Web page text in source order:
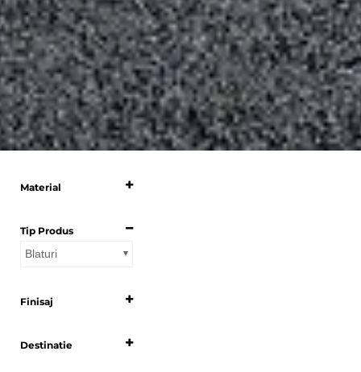
Material
Tip Produs
Blaturi
Finisaj
Destinatie